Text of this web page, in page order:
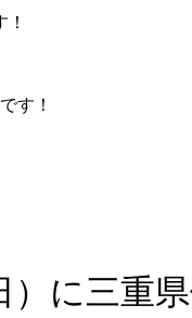
す！
）に三重